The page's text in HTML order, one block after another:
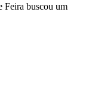
Feira buscou um